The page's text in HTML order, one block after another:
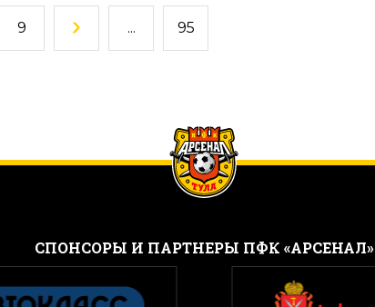
9 ... 95
CПОНСОРЫ И ПАРТНЕРЫ ПФК «АРСЕНАЛ»